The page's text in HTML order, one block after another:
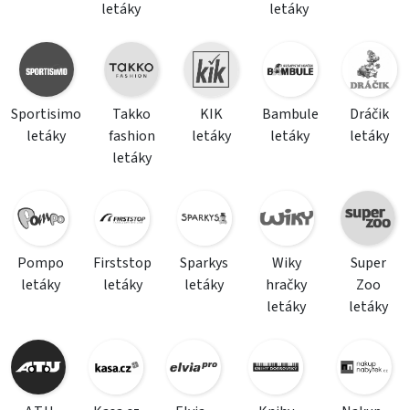
letáky
letáky
Sportisimo
letáky
Takko
fashion
letáky
KIK
letáky
Bambule
letáky
Dráčik
letáky
Pompo
letáky
Firststop
letáky
Sparkys
letáky
Wiky
hračky
letáky
Super
Zoo
letáky